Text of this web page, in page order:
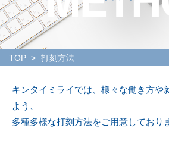
TOP 打刻方法
キンタイミライでは、様々な働き方や
よう、
多種多様な打刻方法をご用意しており